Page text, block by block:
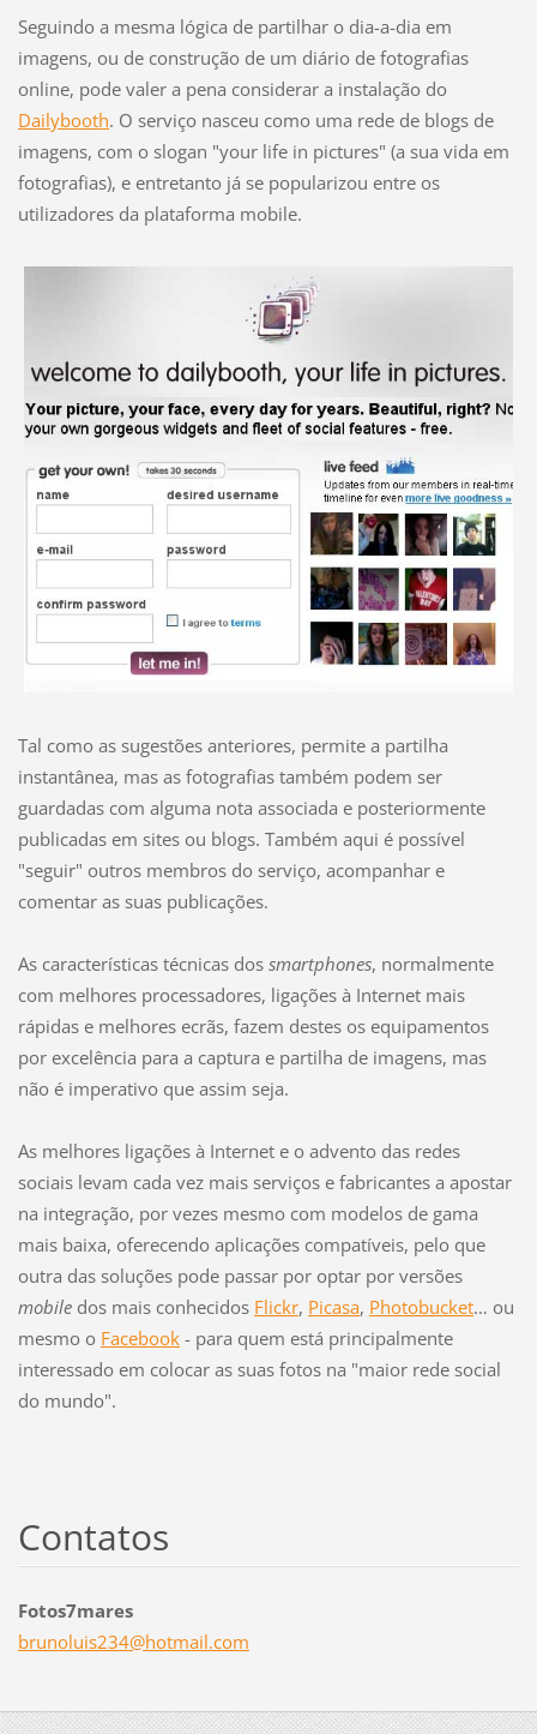
Seguindo a mesma lógica de partilhar o dia-a-dia em
imagens, ou de construção de um diário de fotografias
online, pode valer a pena considerar a instalação do
Dailybooth. O serviço nasceu como uma rede de blogs de
imagens, com o slogan "your life in pictures" (a sua vida em
fotografias), e entretanto já se popularizou entre os
utilizadores da plataforma mobile.
Tal como as sugestões anteriores, permite a partilha
instantânea, mas as fotografias também podem ser
guardadas com alguma nota associada e posteriormente
publicadas em sites ou blogs. Também aqui é possível
"seguir" outros membros do serviço, acompanhar e
comentar as suas publicações.
As características técnicas dos smartphones, normalmente
com melhores processadores, ligações à Internet mais
rápidas e melhores ecrãs, fazem destes os equipamentos
por excelência para a captura e partilha de imagens, mas
não é imperativo que assim seja.
As melhores ligações à Internet e o advento das redes
sociais levam cada vez mais serviços e fabricantes a apostar
na integração, por vezes mesmo com modelos de gama
mais baixa, oferecendo aplicações compatíveis, pelo que
outra das soluções pode passar por optar por versões
mobiledos mais conhecidos Flickr, Picasa, Photobucket… ou
mesmo o Facebook- para quem está principalmente
interessado em colocar as suas fotos na "maior rede social
do mundo".
Contatos
Fotos7mares
brunoluis234@hotmail.com